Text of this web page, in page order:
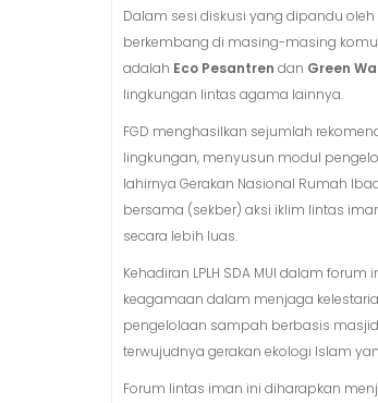
Dalam sesi diskusi yang dipandu
berkembang di masing-masing
adalah Eco Pesantren dan Green
lingkungan lintas agama lainnya.
FGD menghasilkan sejumlah
lingkungan, menyusun modul
lahirnya Gerakan Nasional Rumah
bersama (sekber) aksi iklim lintas
secara lebih luas.
Kehadiran LPLH SDA MUI dalam
keagamaan dalam menjaga
pengelolaan sampah berbasis
terwujudnya gerakan ekologi Islam
Forum lintas iman ini diharapkan